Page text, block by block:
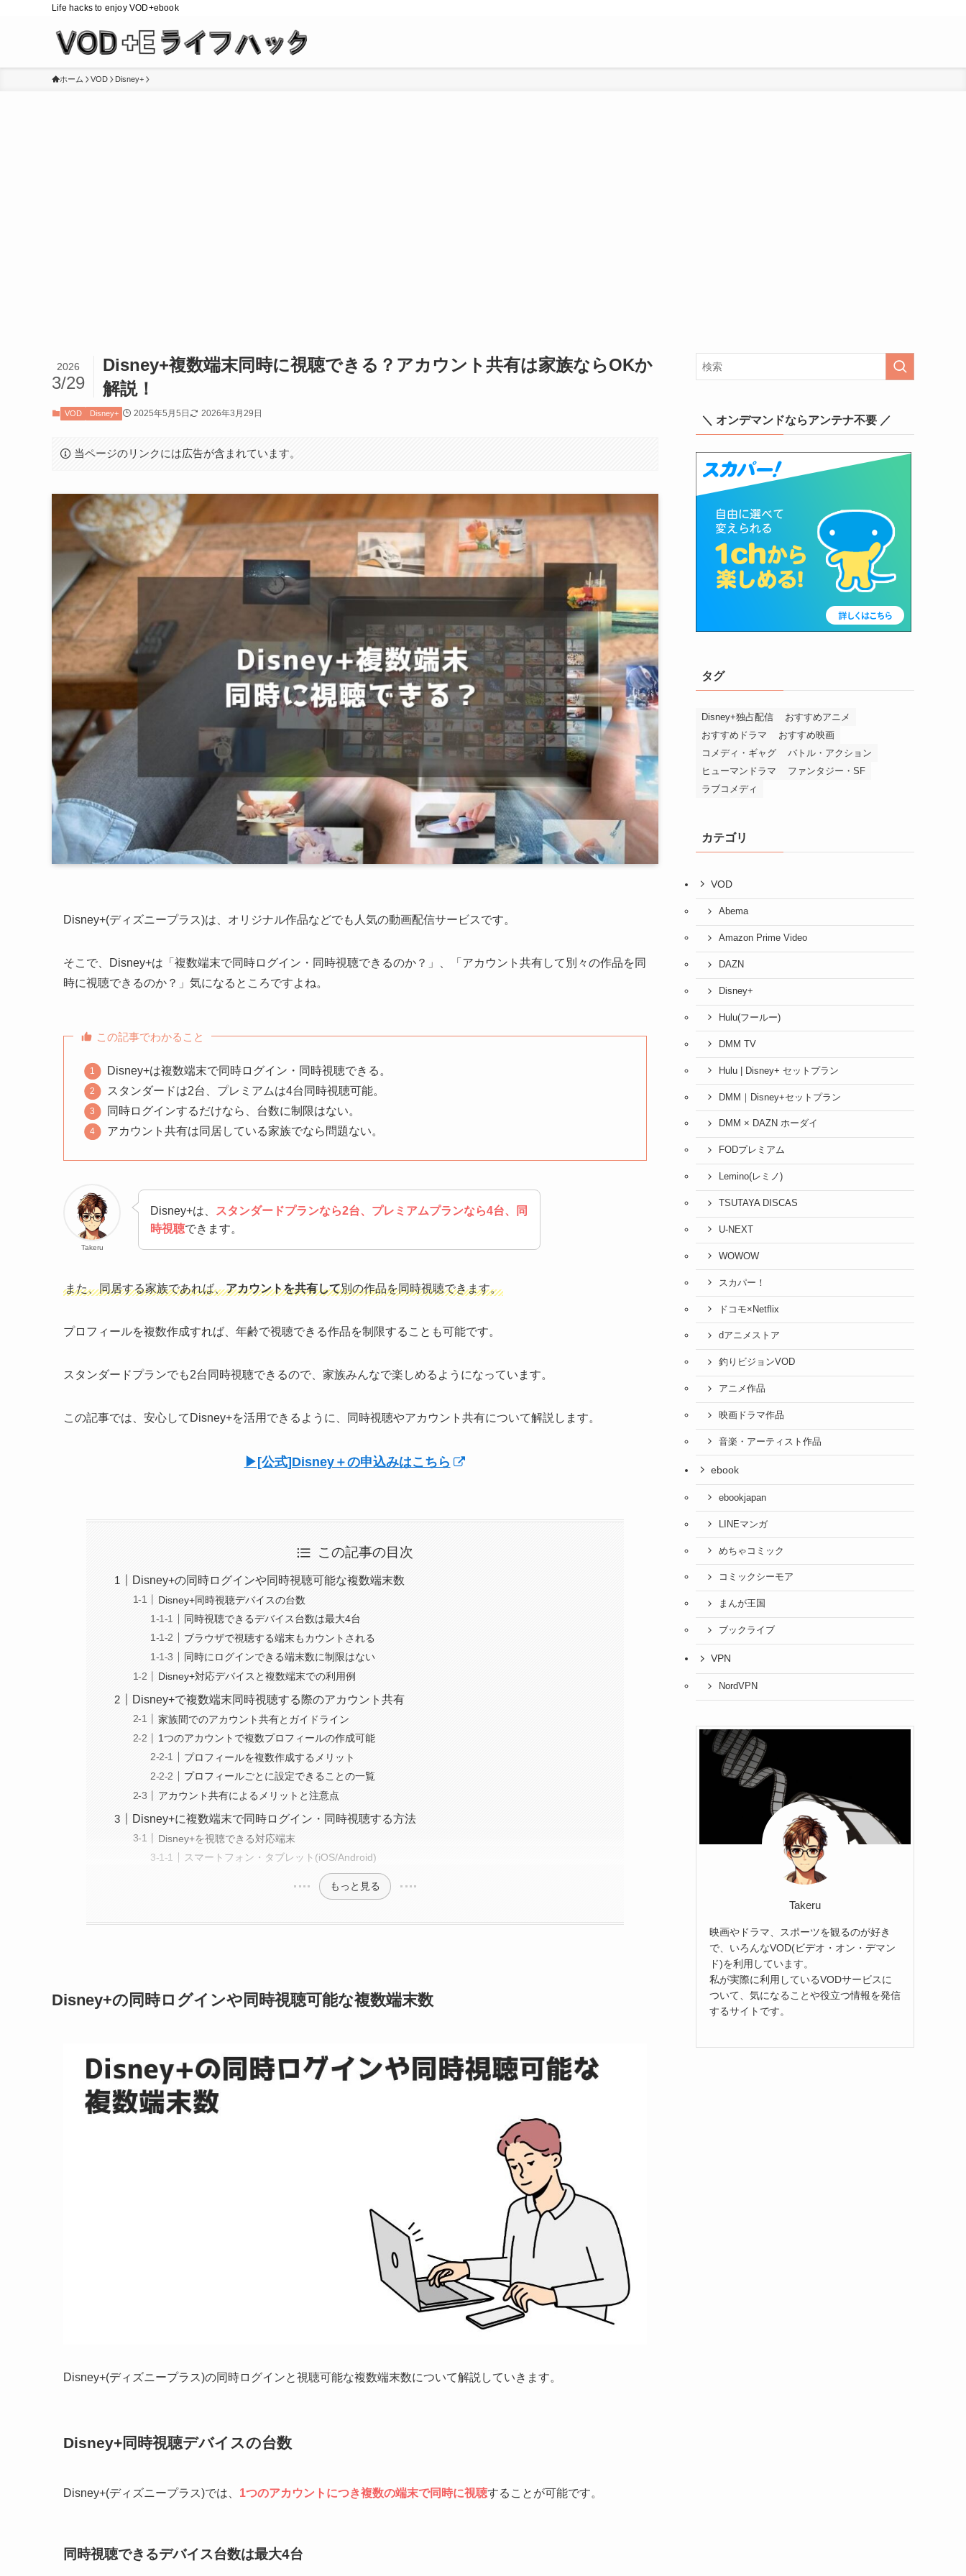
Life hacks to enjoy VOD+ebook
ホーム VOD Disney+
Disney+複数端末同時に視聴できる？アカウント共有は家族ならOKか
解説！
2026
3/29
VOD Disney+ 2025年5月5日 2026年3月29日
当ページのリンクには広告が含まれています。
Disney+(ディズニープラス)は、オリジナル作品などでも人気の動画配信サービスです。
そこで、Disney+は「複数端末で同時ログイン・同時視聴できるのか？」、「アカウント共有して別々の作品を同
時に視聴できるのか？」気になるところですよね。
この記事でわかること
Disney+は複数端末で同時ログイン・同時視聴できる。
スタンダードは2台、プレミアムは4台同時視聴可能。
同時ログインするだけなら、台数に制限はない。
アカウント共有は同居している家族でなら問題ない。
Takeru
Disney+は、
スタンダードプランなら2台、プレミアムプランなら4台、同
時視聴できます。
また、同居する家族であれば、アカウントを共有して別の作品を同時視聴できます。
プロフィールを複数作成すれば、年齢で視聴できる作品を制限することも可能です。
スタンダードプランでも2台同時視聴できるので、家族みんなで楽しめるようになっています。
この記事では、安心してDisney+を活用できるように、同時視聴やアカウント共有について解説します。
▶︎[公式]Disney＋の申込みはこちら
この記事の目次
Disney+の同時ログインや同時視聴可能な複数端末数
Disney+同時視聴デバイスの台数
同時視聴できるデバイス台数は最大4台
ブラウザで視聴する端末もカウントされる
同時にログインできる端末数に制限はない
Disney+対応デバイスと複数端末での利用例
Disney+で複数端末同時視聴する際のアカウント共有
家族間でのアカウント共有とガイドライン
1つのアカウントで複数プロフィールの作成可能
プロフィールを複数作成するメリット
プロフィールごとに設定できることの一覧
アカウント共有によるメリットと注意点
Disney+に複数端末で同時ログイン・同時視聴する方法
Disney+を視聴できる対応端末
スマートフォン・タブレット(iOS/Android)
もっと見る
Disney+の同時ログインや同時視聴可能な複数端末数
Disney+(ディズニープラス)の同時ログインと視聴可能な複数端末数について解説していきます。
Disney+同時視聴デバイスの台数
Disney+(ディズニープラス)では、 1つのアカウントにつき複数の端末で同時に視聴することが可能です。
同時視聴できるデバイス台数は最大4台
＼ オンデマンドならアンテナ不要 ／
タグ
Disney+独占配信
おすすめアニメ
おすすめドラマ
おすすめ映画
コメディ・ギャグ
バトル・アクション
ヒューマンドラマ
ファンタジー・SF
ラブコメディ
カテゴリ
VOD
Abema
Amazon Prime Video
DAZN
Disney+
Hulu(フールー)
DMM TV
Hulu | Disney+ セットプラン
DMM｜Disney+セットプラン
DMM × DAZN ホーダイ
FODプレミアム
Lemino(レミノ)
TSUTAYA DISCAS
U-NEXT
WOWOW
スカパー！
ドコモ×Netflix
dアニメストア
釣りビジョンVOD
アニメ作品
映画ドラマ作品
音楽・アーティスト作品
ebook
ebookjapan
LINEマンガ
めちゃコミック
コミックシーモア
まんが王国
ブックライブ
VPN
NordVPN
Takeru
映画やドラマ、スポーツを観るのが好き
で、いろんなVOD(ビデオ・オン・デマン
ド)を利用しています。
私が実際に利用しているVODサービスに
ついて、気になることや役立つ情報を発信
するサイトです。